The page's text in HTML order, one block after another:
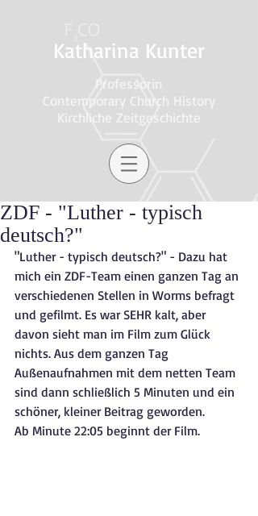
Katharina Kunter
Professorin
Contemporary Church History
Kirchliche Zeitgeschichte
ZDF - "Luther - typisch
deutsch?"
"Luther - typisch deutsch?" - Dazu hat
mich ein ZDF-Team einen ganzen Tag an
verschiedenen Stellen in Worms befragt
und gefilmt. Es war SEHR kalt, aber
davon sieht man im Film zum Glück
nichts. Aus dem ganzen Tag
Außenaufnahmen mit dem netten Team
sind dann schließlich 5 Minuten und ein
schöner, kleiner Beitrag geworden.
Ab Minute 22:05 beginnt der Film.